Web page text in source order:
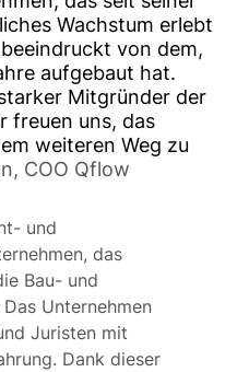
Wachstum erlebt
von dem,
aufgebaut hat.
Mitgründer der
freuen uns, das
weiteren Weg zu
COO Qflow
und
das
Bau- und
Unternehmen
Juristen mit
Dank dieser